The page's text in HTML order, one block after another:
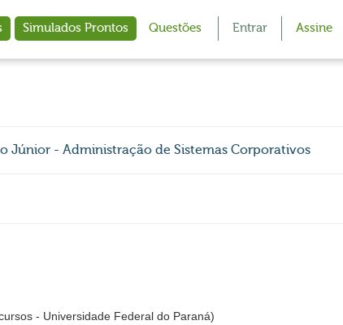
Simulados Prontos Questões Entrar Assine
Júnior - Administração de Sistemas Corporativos
- Universidade Federal do Paraná)